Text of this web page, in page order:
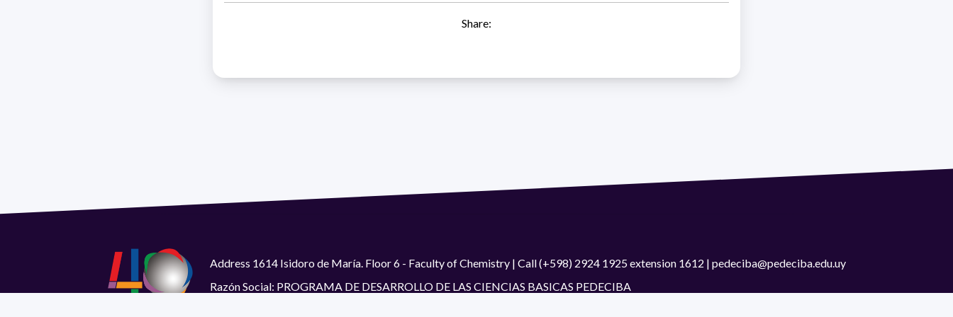
Share:
Address 1614 Isidoro de María. Floor 6 - Faculty of Chemistry | Call (+598) 2924 1925 extension 1612 | pedeciba@pedeciba.edu.uy
Razón Social: PROGRAMA DE DESARROLLO DE LAS CIENCIAS BASICAS PEDECIBA